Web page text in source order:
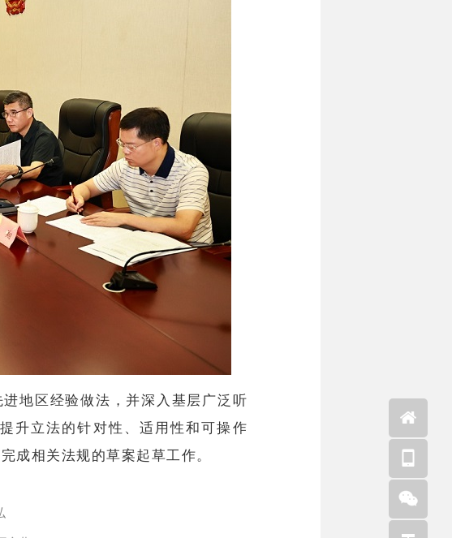
地区经验做法，并深入基层广泛听
升立法的针对性、适用性和可操作
成相关法规的草案起草工作。